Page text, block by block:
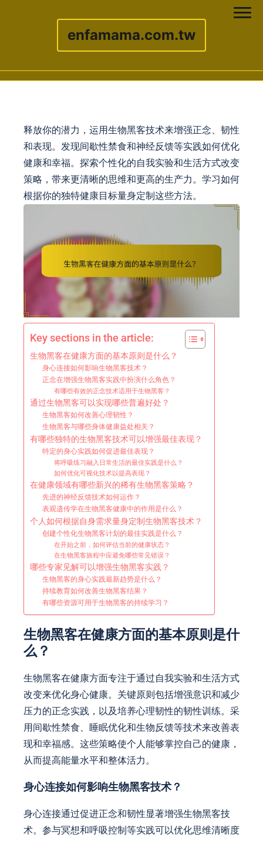
enfamama.com.tw
释放你的潜力，运用生物黑客技术来增强正念、韧性
和表现。发现间歇性禁食和神经反馈等实践如何优化
健康和幸福。探索个性化的自我实验和生活方式改变
策略，带来更清晰的思维和更高的生产力。学习如何
根据你的独特健康目标量身定制这些方法。
Key sections in the article:
生物黑客在健康方面的基本原则是什么？
身心连接如何影响生物黑客技术？
正念在增强生物黑客实践中扮演什么角色？
有哪些有效的正念技术适用于生物黑客？
通过生物黑客可以实现哪些普遍好处？
生物黑客如何改善心理韧性？
生物黑客与哪些身体健康益处相关？
有哪些独特的生物黑客技术可以增强最佳表现？
特定的身心实践如何促进最佳表现？
将呼吸练习融入日常生活的最佳实践是什么？
如何优化可视化技术以提高表现？
在健康领域有哪些新兴的稀有生物黑客策略？
先进的神经反馈技术如何运作？
表观遗传学在生物黑客健康中的作用是什么？
个人如何根据自身需求量身定制生物黑客技术？
创建个性化生物黑客计划的最佳实践是什么？
在开始之前，如何评估当前的健康状态？
在生物黑客旅程中应避免哪些常见错误？
哪些专家见解可以增强生物黑客实践？
生物黑客的身心实践最新趋势是什么？
持续教育如何改善生物黑客结果？
有哪些资源可用于生物黑客的持续学习？
生物黑客在健康方面的基本原则是什
么？
生物黑客在健康方面专注于通过自我实验和生活方式
改变来优化身心健康。关键原则包括增强意识和减少
压力的正念实践，以及培养心理韧性的韧性训练。采
用间歇性禁食、睡眠优化和生物反馈等技术来改善表
现和幸福感。这些策略使个人能够掌控自己的健康，
从而提高能量水平和整体活力。
身心连接如何影响生物黑客技术？
身心连接通过促进正念和韧性显著增强生物黑客技
术。参与冥想和呼吸控制等实践可以优化思维清晰度